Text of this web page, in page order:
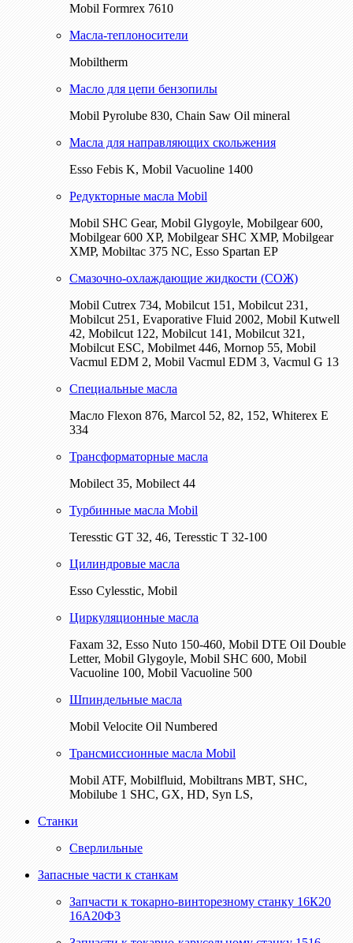
Mobil Formrex 7610
Масла-теплоносители
Mobiltherm
Масло для цепи бензопилы
Mobil Pyrolube 830, Chain Saw Oil mineral
Масла для направляющих скольжения
Esso Febis K, Mobil Vacuoline 1400
Редукторные масла Mobil
Mobil SHC Gear, Mobil Glygoyle, Mobilgear 600,
Mobilgear 600 XP, Mobilgear SHC XMP, Mobilgear
XМP, Mobiltac 375 NC, Esso Spartan EP
Смазочно-охлаждающие жидкости (СОЖ)
Mobil Cutrex 734, Mobilcut 151, Mobilcut 231,
Mobilcut 251, Evaporative Fluid 2002, Mobil Kutwell
42, Mobilcut 122, Mobilcut 141, Mobilcut 321,
Mobilcut ESC, Mobilmet 446, Mornop 55, Mobil
Vacmul EDM 2, Mobil Vacmul EDM 3, Vacmul G 13
Специальные масла
Масло Flexon 876, Marcol 52, 82, 152, Whiterex E
334
Трансформаторные масла
Mobilect 35, Mobilect 44
Турбинные масла Mobil
Teresstic GT 32, 46, Teresstic T 32-100
Цилиндровые масла
Esso Cylesstic, Mobil
Циркуляционные масла
Faxam 32, Esso Nuto 150-460, Mobil DTE Oil Double
Letter, Mobil Glygoyle, Mobil SHC 600, Mobil
Vacuoline 100, Mobil Vacuoline 500
Шпиндельные масла
Mobil Velocite Oil Numbered
Трансмиссионные масла Mobil
Mobil ATF, Mobilfluid, Mobiltrans MBT, SHC,
Mobilube 1 SHC, GX, HD, Syn LS,
Станки
Сверлильные
Запасные части к станкам
Запчасти к токарно-винторезному станку 16К20
16А20Ф3